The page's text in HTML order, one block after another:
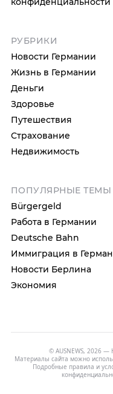
РУБРИКИ
Новости Германии
Жизнь в Германии
Деньги
Здоровье
Путешествия
Страхование
Недвижимость
ПОПУЛЯРНЫЕ ТЕМЫ
Bürgergeld
Работа в Германии
Deutsche Bahn
Иммиграция в
Новости Берлина
Экономия
© AUSNEWS, 2026 —
Материалы сайта можно
Подробные правила и